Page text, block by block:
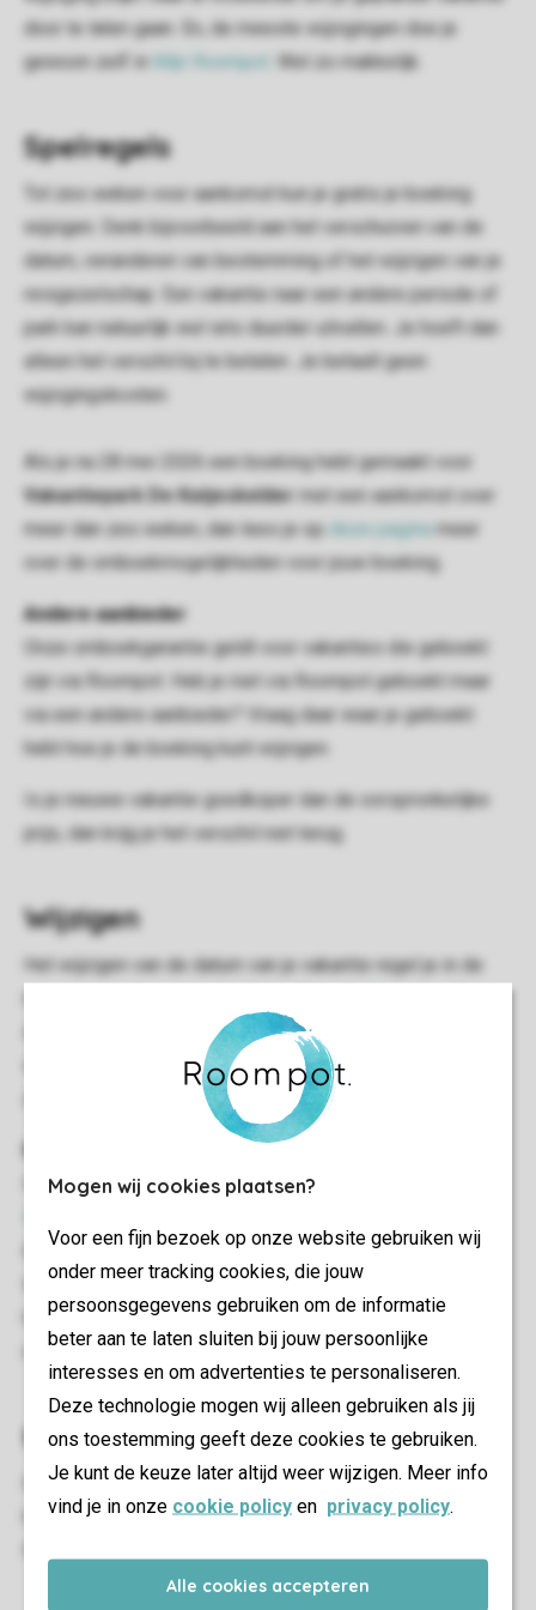
Mogen wij cookies plaatsen?
Voor een fijn bezoek op onze website gebruiken wij
onder meer tracking cookies, die jouw
persoonsgegevens gebruiken om de informatie
beter aan te laten sluiten bij jouw persoonlijke
interesses en om advertenties te personaliseren.
Deze technologie mogen wij alleen gebruiken als jij
ons toestemming geeft deze cookies te gebruiken.
Je kunt de keuze later altijd weer wijzigen. Meer info
vind je in onze cookie policy en privacy policy.
Alle cookies accepteren
door te laten gaan. En, de meeste wijzigingen doe je
gewoon zelf in
Mijn Roompot . Wel zo makkelijk.
Spelregels
Tot zes weken voor aankomst kun je gratis je boeking
wijzigen. Denk bijvoorbeeld aan het verschuiven van de
datum, veranderen van bestemming of het wijzigen van je
reisgezelschap. Een vakantie naar een andere periode of
park kan natuurlijk wel iets duurder uitvallen. Je hoeft dan
alleen het verschil bij te betalen. Je betaalt geen
wijzigingskosten.
Als je na 28 mei 2026 een boeking hebt gemaakt voor
Vakantiepark De Katjeskelder met een aankomst over
meer dan zes weken, dan lees je op deze paginameer
over de omboekmogelijkheden voor jouw boeking.
Andere aanbieder
Onze omboekgarantie geldt voor vakanties die geboekt
zijn via Roompot. Heb je niet via Roompot geboekt maar
via een andere aanbieder? Vraag daar waar je geboekt
hebt hoe je de boeking kunt wijzigen.
Is je nieuwe vakantie goedkoper dan de oorspronkelijke
prijs, dan krijg je het verschil niet terug.
Wijzigen
Het wijzigen van de datum van je vakantie regel je in de
dagelijks veranderende beschikbaarheid, kun je het
wijzigen naar een ander park of vakantieverblijf alleen
doen via de Gastenservice. Zij helpen je graag!
Het aanpassen van je reisgezelschap kan ook in
Mijn boekingkun je bijMijn reisgezelschappersonen
toevoegen of verwijderen. Het aanpassen van het aantal
huisdieren doet de Gastenservice graag voor je. Dit kan
niet in Mijn Roompot.
Heb je vragen?
Kijk eens bij onzeveelgestelde vragen. Misschien staat
het antwoord op jouw vraag er al bij. Heb je hulp nodig?